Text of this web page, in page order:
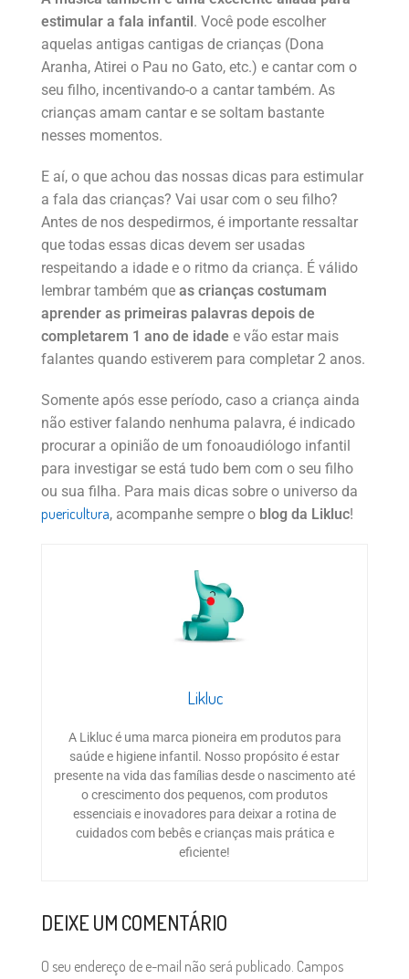
estimular a fala infantil. Você pode escolher
aquelas antigas cantigas de crianças (Dona
Aranha, Atirei o Pau no Gato, etc.) e cantar com o
seu filho, incentivando-o a cantar também. As
crianças amam cantar e se soltam bastante
nesses momentos.
E aí, o que achou das nossas dicas para estimular
a fala das crianças? Vai usar com o seu filho?
Antes de nos despedirmos, é importante ressaltar
que todas essas dicas devem ser usadas
respeitando a idade e o ritmo da criança. É válido
lembrar também que as crianças costumam
aprender as primeiras palavras depois de
completarem 1 ano de idade e vão estar mais
falantes quando estiverem para completar 2 anos.
Somente após esse período, caso a criança ainda
não estiver falando nenhuma palavra, é indicado
procurar a opinião de um fonoaudiólogo infantil
para investigar se está tudo bem com o seu filho
ou sua filha. Para mais dicas sobre o universo da
puericultura, acompanhe sempre o blog da Likluc!
Likluc
A Likluc é uma marca pioneira em produtos para
saúde e higiene infantil. Nosso propósito é estar
presente na vida das famílias desde o nascimento até
o crescimento dos pequenos, com produtos
essenciais e inovadores para deixar a rotina de
cuidados com bebês e crianças mais prática e
eficiente!
DEIXE UM COMENTÁRIO
O seu endereço de e-mail não será publicado. Campos